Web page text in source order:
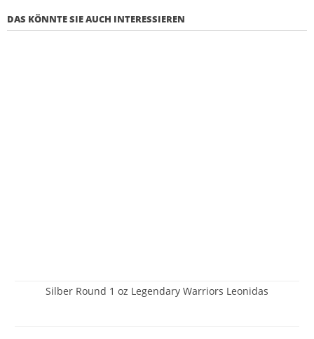
DAS KÖNNTE SIE AUCH INTERESSIEREN
Silber Round 1 oz Legendary Warriors Leonidas